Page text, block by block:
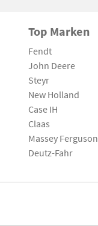
Top Marken
Fendt
John Deere
Steyr
New Holland
Case IH
Claas
Massey Ferguson
Deutz-Fahr